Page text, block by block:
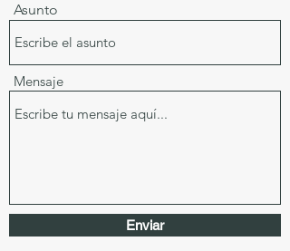
Asunto
Mensaje
Enviar